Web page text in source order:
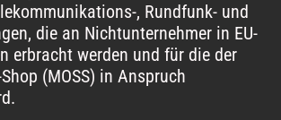
, Rundfunk- und
die an Nichtunternehmer in EU-
erbracht werden und für die der
(MOSS) in Anspruch